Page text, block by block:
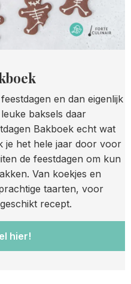
en dan eigenlijk
baksels daar
Bakboek echt wat
je het hele jaar door voor
de feestdagen om kun
Van koekjes en
taarten, voor
recept.
hier!